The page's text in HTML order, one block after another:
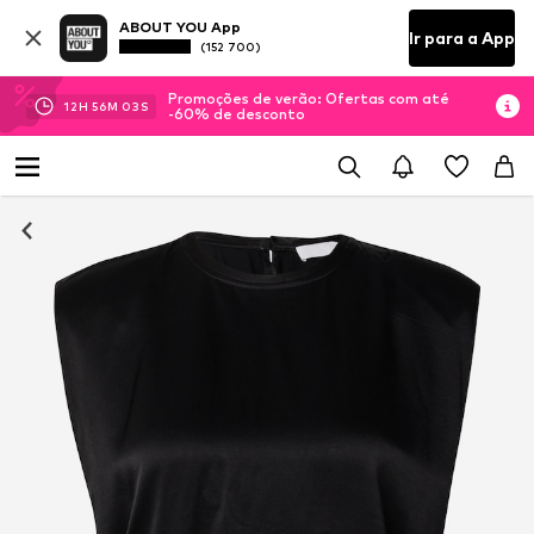
ABOUT YOU App
(152 700) Ir para a App
12H 56M 02 S
Promoções de verão: Ofertas com até
-60% de desconto